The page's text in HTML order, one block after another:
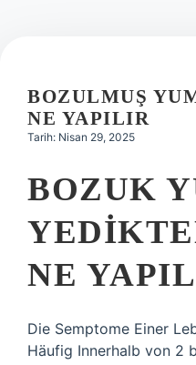
Hakkımızda
BOZULMUŞ
NE YAPILIR
Tarih: Nisan 29, 2025
BOZUK
NE
Die Semptome Einer
Häufig Innerhalb von 2